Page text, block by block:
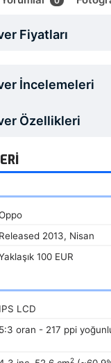
Fiyatları
İncelemeleri
Özellikleri
Released 2013, Nisan
100 EUR
IPS LCD
5:3 oran - 217 ppi
2